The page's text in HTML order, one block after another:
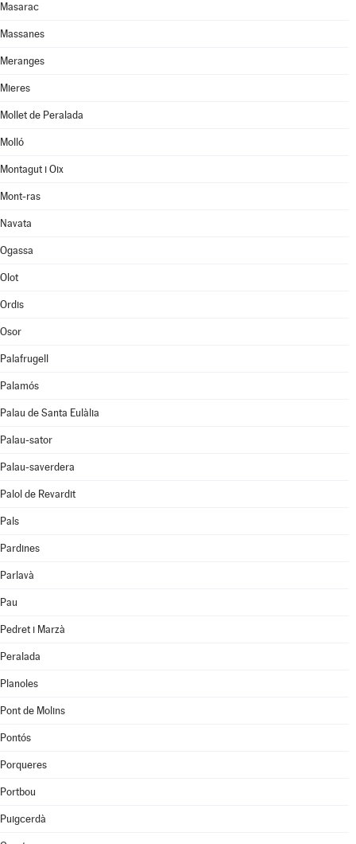
Masarac
Massanes
Meranges
Mieres
Mollet de Peralada
Molló
Montagut i Oix
Mont-ras
Navata
Ogassa
Olot
Ordis
Osor
Palafrugell
Palamós
Palau de Santa Eulàlia
Palau-sator
Palau-saverdera
Palol de Revardit
Pals
Pardines
Parlavà
Pau
Pedret i Marzà
Peralada
Planoles
Pont de Molins
Pontós
Porqueres
Portbou
Puigcerdà